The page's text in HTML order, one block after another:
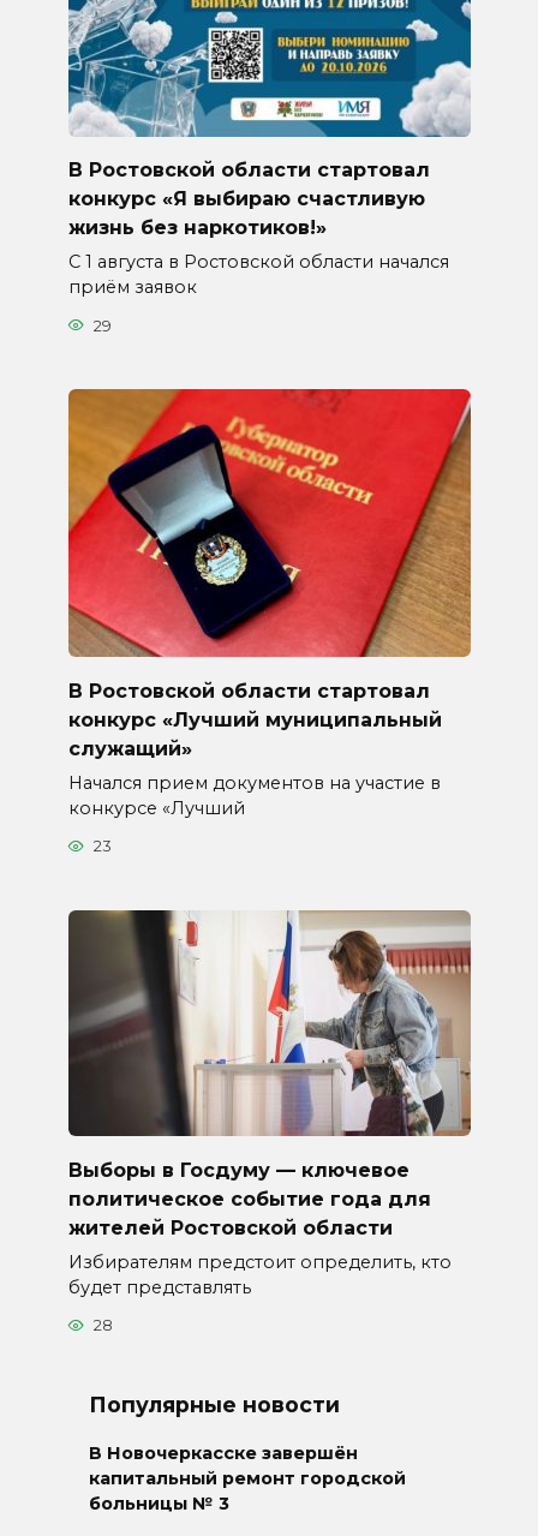
В Ростовской области стартовал
конкурс «Я выбираю счастливую
жизнь без наркотиков!»
С 1 августа в Ростовской области начался
приём заявок
29
В Ростовской области стартовал
конкурс «Лучший муниципальный
служащий»
Начался прием документов на участие в
конкурсе «Лучший
23
Выборы в Госдуму — ключевое
политическое событие года для
жителей Ростовской области
Избирателям предстоит определить, кто
будет представлять
28
Популярные новости
В Новочеркасске завершён
капитальный ремонт городской
больницы № 3